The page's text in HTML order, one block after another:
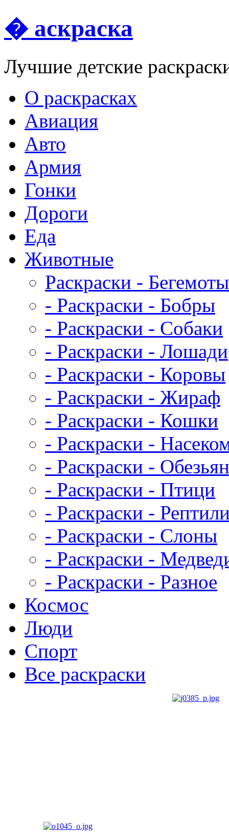
� аскраска
Лучшие детские
О раскрасках
Авиация
Авто
Армия
Гонки
Дороги
Еда
Животныe
Раскраски - Бегемоты
- Раскраски - Бобры
- Раскраски - Собаки
- Раскраски - Лошади
- Раскраски - Коровы
- Раскраски - Жираф
- Раскраски - Кошки
- Раскраски -
- Раскраски -
- Раскраски - Птици
- Раскраски -
- Раскраски - Слоны
- Раскраски -
- Раскраски - Разное
Космос
Люди
Спорт
Все раскраски